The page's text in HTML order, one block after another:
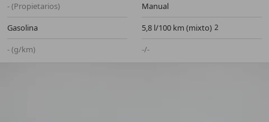
- (Propietarios)
Manual
Gasolina
5,8 l/100 km (mixto)
- (g/km)
-/-